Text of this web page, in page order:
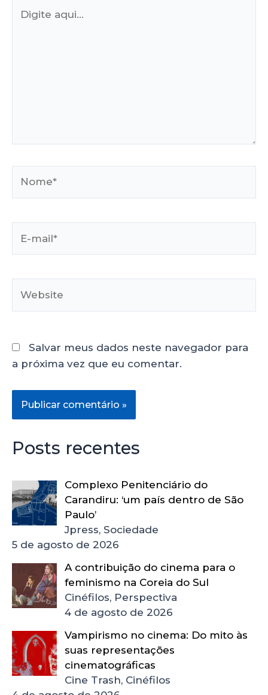
Salvar meus dados neste navegador para
a próxima vez que eu comentar.
Posts recentes
Complexo Penitenciário do
Carandiru: ‘um país dentro de São
Paulo’
Jpress, Sociedade
5 de agosto de 2026
A contribuição do cinema para o
feminismo na Coreia do Sul
Cinéfilos, Perspectiva
4 de agosto de 2026
Vampirismo no cinema: Do mito às
suas representações
cinematográficas
Cine Trash, Cinéfilos